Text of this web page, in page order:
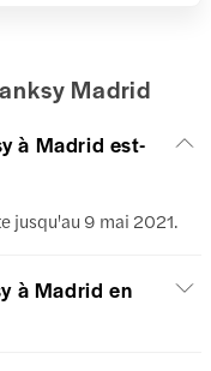
Madrid
à Madrid est-
jusqu'au 9 mai 2021.
à Madrid en